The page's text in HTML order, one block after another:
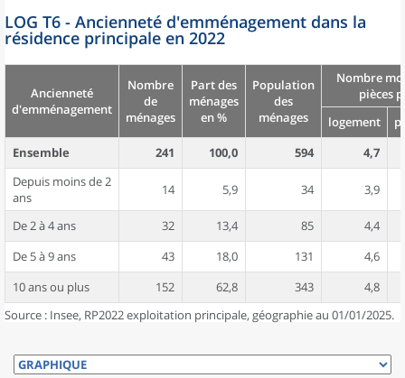
LOG T6 - Ancienneté d'emménagement dans la
résidence principale en 2022
Ancienneté
d'emménagement
Nombre
de
ménages
Part des
ménages
en %
Population
des
ménages
Nombre
pièces
logement
Ensemble
241 100,0 594
4,7
Depuis moins de 2
ans
14 5,9 34 3,9
De 2 à 4 ans 32 13,4 85
4,4
De 5 à 9 ans
43 18,0 131
4,6
10 ans ou plus
152 62,8 343
4,8
Source : Insee, RP2022 exploitation principale, géographie au 01/01/2025.